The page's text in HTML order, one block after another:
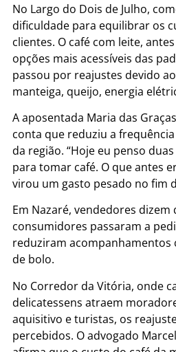
No Largo do Dois de Julho,
dificuldade para equilibrar os
clientes. O café com leite,
opções mais acessíveis das
passou por reajustes devido
manteiga, queijo, energia
A aposentada Maria das
conta que reduziu a
da região. “Hoje eu penso
para tomar café. O que antes
virou um gasto pesado no fim
Em Nazaré, vendedores dizem
consumidores passaram a
reduziram acompanhamentos
de bolo.
No Corredor da Vitória, onde
delicatessens atraem
aquisitivo e turistas, os
percebidos. O advogado